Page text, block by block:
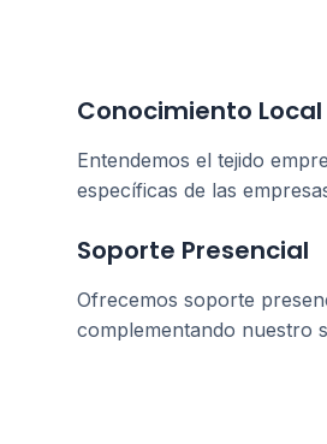
Conocimiento Local
Entendemos el tejido
específicas de las
Soporte Presencial
Ofrecemos soporte
complementando nuestro